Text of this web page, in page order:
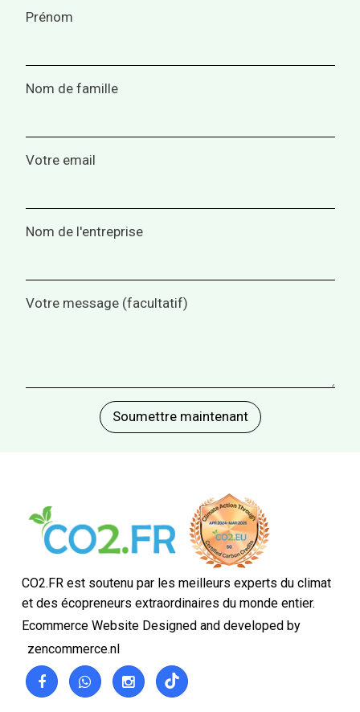
Prénom
Nom de famille
Votre email
Nom de l'entreprise
Votre message (facultatif)
CO2.FR est soutenu par les meilleurs experts du climat
et des écopreneurs extraordinaires du monde entier.
Ecommerce Website Designed and developed by
zencommerce.nl